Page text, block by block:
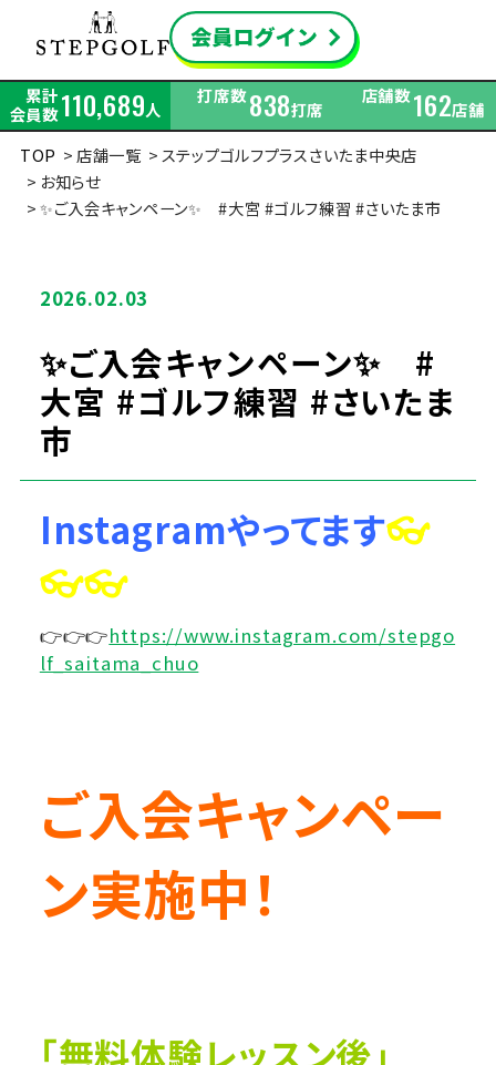
累計
会員数110,689人
打席数838打席
店舗数162店舗
TOP
店舗一覧
ステップゴルフプラスさいたま中央店
お知らせ
✨ご入会キャンペーン✨ #大宮 #ゴルフ練習 #さいたま市
2026.02.03
✨ご入会キャンペーン✨ #
大宮 #ゴルフ練習 #さいたま
市
Instagramやってます👓
👓👓
👉👉👉https://www.instagram.com/stepgo
lf_saitama_chuo
ご入会キャンペー
ン実施中！
「無料体験レッスン後」